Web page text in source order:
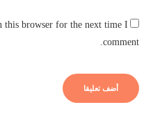
this browser for the next time I
comment.